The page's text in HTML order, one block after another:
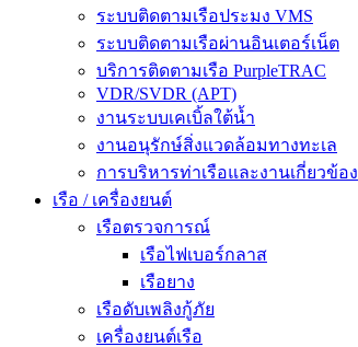
ระบบติดตามเรือประมง VMS
ระบบติดตามเรือผ่านอินเตอร์เน็ต
บริการติดตามเรือ PurpleTRAC
VDR/SVDR (APT)
งานระบบเคเบิ้ลใต้น้ำ
งานอนุรักษ์สิ่งแวดล้อมทางทะเล
การบริหารท่าเรือและงานเกี่ยวข้อง
เรือ / เครื่องยนต์
เรือตรวจการณ์
เรือไฟเบอร์กลาส
เรือยาง
เรือดับเพลิงกู้ภัย
เครื่องยนต์เรือ